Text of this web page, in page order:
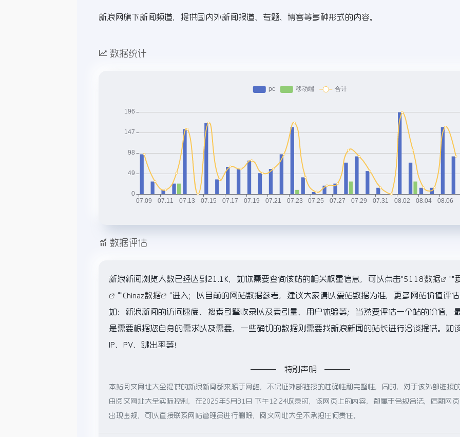
新浪网旗下新闻频道，提供国内外新闻报道、专题、博客等多种形式的内容。
数据统计
数据评估
新浪新闻浏览人数已经达到21.1K，如你需要查询该站的相关权重信息，可以点击"5118数据 ""
""Chinaz数据
"进入；以目前的网站数据参考，建议大家请以爱站数据为准，更多网站价值评
如：新浪新闻的访问速度、搜索引擎收录以及索引量、用户体验等；当然要评估一个站的价值，
是需要根据您自身的需求以及需要，一些确切的数据则需要找新浪新闻的站长进行洽谈提供。如
IP、PV、跳出率等！
特别声明
本站阅文网址大全提供的新浪新闻都来源于网络，不保证外部链接的准确性和完整性，同时，对于该外部链接
由阅文网址大全实际控制，在2025年5月31日 下午12:24收录时，该网页上的内容，都属于合规合法，后期网
出现违规，可以直接联系网站管理员进行删除，阅文网址大全不承担任何责任。